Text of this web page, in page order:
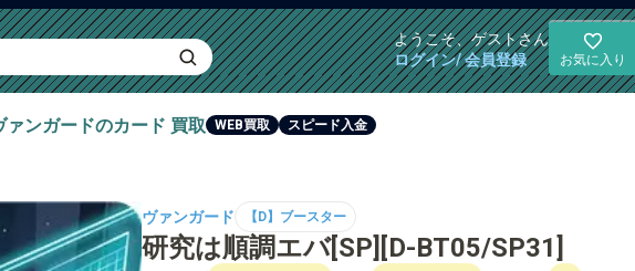
ようこそ、ゲストさん
ログイン/ 会員登録
お気に入り
ァンガードのカード 買取 WEB買取 スピード入金
ヴァンガード 【D】ブースター
研究は順調エバ[SP][D-BT05/SP31]